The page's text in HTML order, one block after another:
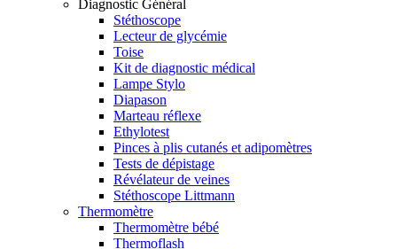
Diagnostic Général
Stéthoscope
Lecteur de glycémie
Toise
Kit de diagnostic médical
Lampe Stylo
Diapason
Marteau réflexe
Ethylotest
Pinces à plis cutanés et adipomètres
Tests de dépistage
Révélateur de veines
Stéthoscope Littmann
Thermomètre
Thermomètre bébé
Thermoflash